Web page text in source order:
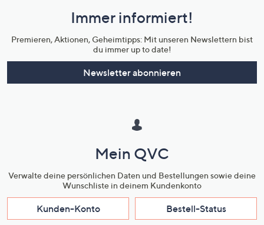
Unternehmensinformationen
Immer informiert!
Premieren, Aktionen, Geheimtipps: Mit unseren Newslettern bist
du immer up to date!
Newsletter abonnieren
Mein QVC
Verwalte deine persönlichen Daten und Bestellungen sowie deine
Wunschliste in deinem Kundenkonto
Kunden-Konto Bestell-Status